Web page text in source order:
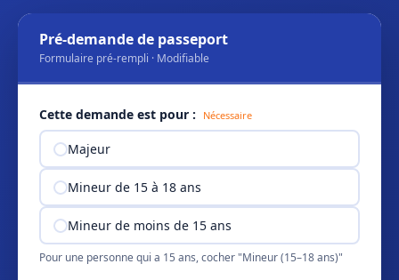
Pré-demande de passeport
Formulaire pré-rempli · Modifiable
Cette demande est pour : Nécessaire
Majeur
Mineur de 15 à 18 ans
Mineur de moins de 15 ans
Pour une personne qui a 15 ans, cocher "Mineur (15–18 ans)"